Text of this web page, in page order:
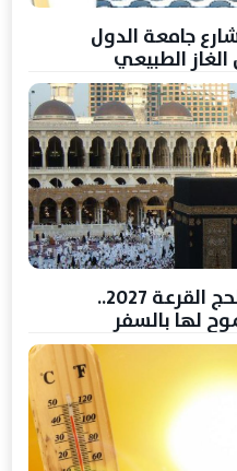
جامعة الدول
الداخلية تفتح باب التقديم لحج القرعة 2027..
لها بالسفر